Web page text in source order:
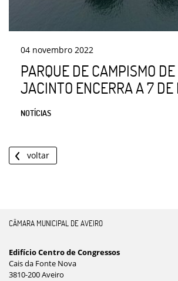
04 novembro 2022
PARQUE DE CAMPISMO DE
JACINTO ENCERRA A 7 DE
NOTÍCIAS
voltar
CÂMARA MUNICIPAL DE AVEIRO
Edifício Centro de Congressos
Cais da Fonte Nova
3810-200 Aveiro